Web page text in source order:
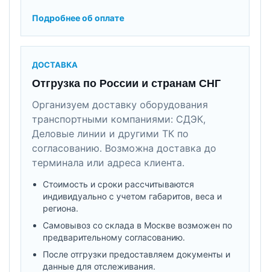
Подробнее об оплате
ДОСТАВКА
Отгрузка по России и странам СНГ
Организуем доставку оборудования
транспортными компаниями: СДЭК,
Деловые линии и другими ТК по
согласованию. Возможна доставка до
терминала или адреса клиента.
Стоимость и сроки рассчитываются
индивидуально с учетом габаритов, веса и
региона.
Самовывоз со склада в Москве возможен по
предварительному согласованию.
После отгрузки предоставляем документы и
данные для отслеживания.